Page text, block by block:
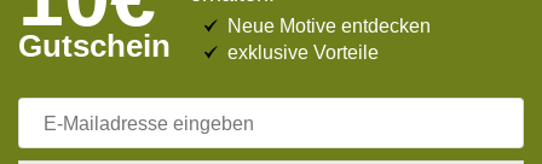
Gutschein
Neue Motive entdecken
exklusive Vorteile